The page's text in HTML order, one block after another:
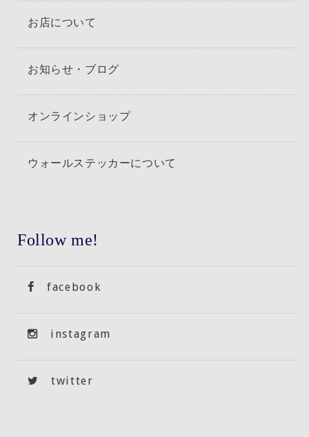
お店について
お知らせ・ブログ
オンラインショップ
ウォールステッカーについて
Follow me!
facebook
instagram
twitter